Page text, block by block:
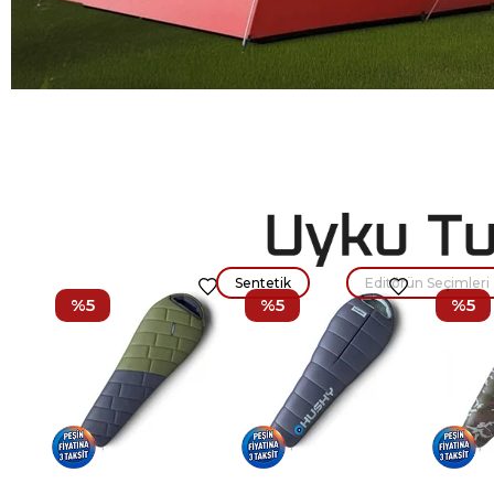
Sentetik Editörün Seçimleri
%5 %5 %5